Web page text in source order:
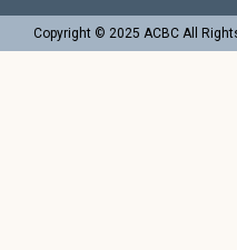
Copyright © 2025 ACBC All